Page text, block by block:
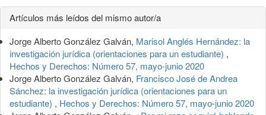
Detalles
del
artículo
Artículos más leídos del mismo autor/a
Jorge Alberto González Galván, Marisol Anglés Hernández: la
investigación jurídica (orientaciones para un estudiante) ,
Hechos y Derechos: Número 57, mayo-junio 2020
Jorge Alberto González Galván, Francisco José de Andrea
Sánchez: la investigación jurídica (orientaciones para un
estudiante) , Hechos y Derechos: Número 57, mayo-junio 2020